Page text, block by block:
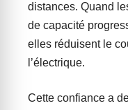
distances. Quand
de capacité
elles réduisent le
l’électrique.
Cette confiance a